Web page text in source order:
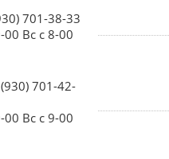
701-38-33
Вс с 8-00
701-42-
Вс с 9-00